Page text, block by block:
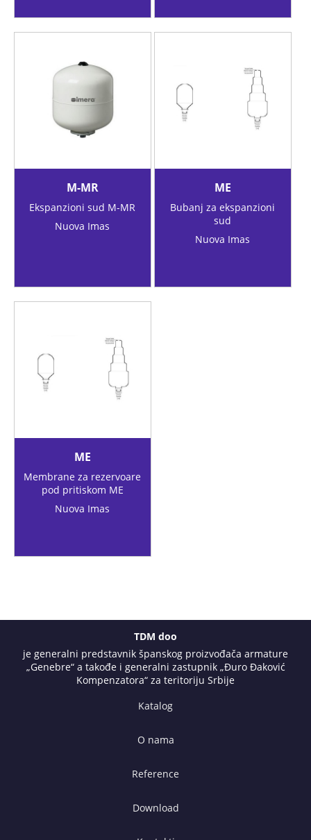
M-MR
Ekspanzioni sud M-MR
Nuova Imas
ME
Bubanj za ekspanzioni
sud
Nuova Imas
ME
Membrane za rezervoare
pod pritiskom ME
Nuova Imas
TDM doo
je generalni predstavnik španskog proizvođača armature
„Genebre“ a takođe i generalni zastupnik „Đuro Đaković
Kompenzatora“ za teritoriju Srbije
Katalog
O nama
Reference
Download